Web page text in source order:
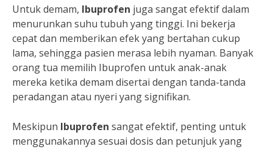
Untuk demam, Ibuprofen juga sangat efektif dalam
menurunkan suhu tubuh yang tinggi. Ini bekerja
cepat dan memberikan efek yang bertahan cukup
lama, sehingga pasien merasa lebih nyaman. Banyak
orang tua memilih Ibuprofen untuk anak-anak
mereka ketika demam disertai dengan tanda-tanda
peradangan atau nyeri yang signifikan.
Meskipun Ibuprofen sangat efektif, penting untuk
menggunakannya sesuai dosis dan petunjuk yang